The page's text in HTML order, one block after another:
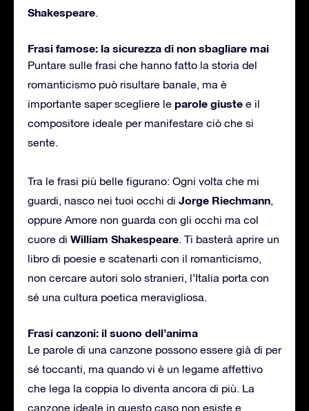
Shakespeare.
Frasi famose: la sicurezza di non sbagliare mai
Puntare sulle frasi che hanno fatto la storia del
romanticismo può risultare banale, ma è
importante saper scegliere le parole giuste e il
compositore ideale per manifestare ciò che si
sente.
Tra le frasi più belle figurano: Ogni volta che mi
guardi, nasco nei tuoi occhi di Jorge Riechmann,
oppure Amore non guarda con gli occhi ma col
cuore di William Shakespeare. Ti basterà aprire un
libro di poesie e scatenarti con il romanticismo,
non cercare autori solo stranieri, l’Italia porta con
sé una cultura poetica meravigliosa.
Frasi canzoni: il suono dell’anima
Le parole di una canzone possono essere già di per
sé toccanti, ma quando vi è un legame affettivo
che lega la coppia lo diventa ancora di più. La
canzone ideale in questo caso non esiste e